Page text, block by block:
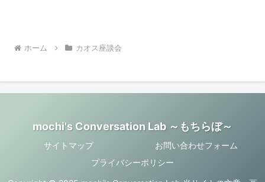
ホーム カオス座談会
mochi's Conversation Lab ～もちらぼ～
サイトマップ
お問い合わせフォーム
プライバシーポリシー